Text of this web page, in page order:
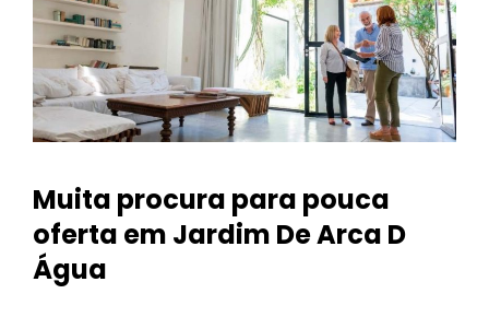
Muita procura para pouca
oferta em Jardim De Arca D
Água